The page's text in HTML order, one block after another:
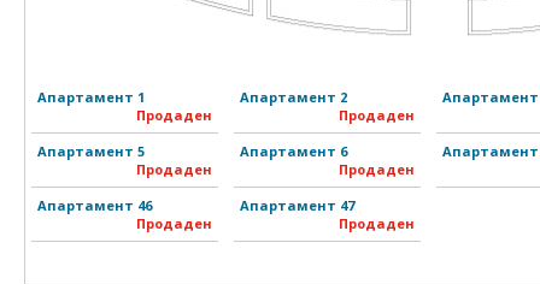
Апартамент 1
Продаден
Апартамент 2
Продаден
Апартамент
Апартамент 5
Продаден
Апартамент 6
Продаден
Апартамент
Апартамент 46
Продаден
Апартамент 47
Продаден